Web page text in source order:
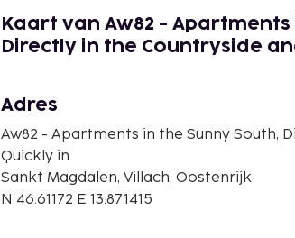
Kaart van Aw82 - Apartments
Directly in the Countryside
Adres
Aw82 - Apartments in the Sunny South,
Quickly in
Sankt Magdalen, Villach, Oostenrijk
N 46.61172 E 13.871415